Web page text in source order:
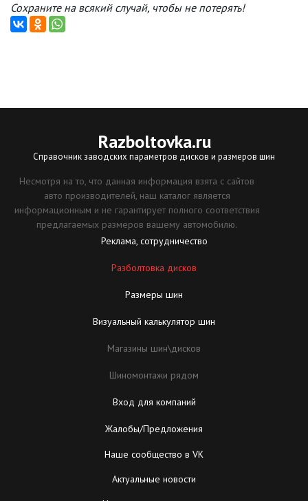
Сохраните на всякий случай, чтобы не потерять!
Razboltovka.ru
Справочник заводских параметров дисков и размеров шин
Несмотря на то, что данная информация взята с сайтов
авто производителей, наш каталог является
информационным и не гарантирует полного соответствия
предлагаемых размеров вашему автомобилю.
Реклама, сотрудничество
Разболтовка дисков
Размеры шин
Визуальный калькулятор шин
Магазины шин\дисков
Шиномонтажи рядом
Вход для компаний
Жалобы/Предложения
Наше сообщество в VK
Актуальные новости